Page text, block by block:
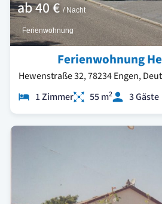
ab40 € / Nacht
Ferienwohnung
Ferienwohnung
Hewenstraße 32, 78234 Engen,
1 Zimmer
55 m2 3 Gäste